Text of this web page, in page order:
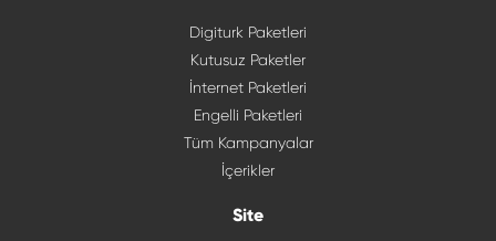
Digiturk Paketleri
Kutusuz Paketler
İnternet Paketleri
Engelli Paketleri
Tüm Kampanyalar
İçerikler
Site